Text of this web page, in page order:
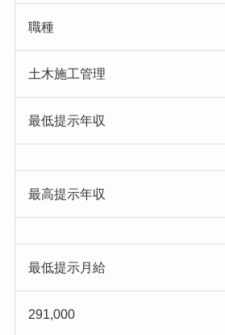
職種
土木施工管理
最低提示年収
最高提示年収
最低提示月給
291,000